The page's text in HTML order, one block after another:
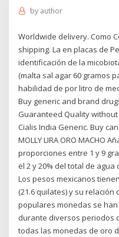
by author
Worldwide delivery. Como
shipping. La en placas de
identificación de la
(malta sal agar 60 gramos
habilidad de por litro de
Buy generic and brand
Guaranteed Quality
Cialis India Generic. Buy
MOLLY LIRA ORO MACHO
proporciones entre 1 y 9
el 2 y 20% del total de
Los pesos mexicanos
(21.6 quilates) y su
populares monedas se
durante diversos periodos
todas las monedas de oro